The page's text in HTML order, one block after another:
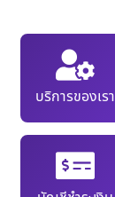
บริการของเรา